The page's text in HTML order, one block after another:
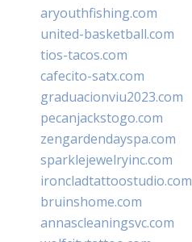
aryouthfishing.com
united-basketball.com
tios-tacos.com
cafecito-satx.com
graduacionviu2023.com
pecanjackstogo.com
zengardendayspa.com
sparklejewelryinc.com
ironcladtattoostudio.com
bruinshome.com
annascleaningsvc.com